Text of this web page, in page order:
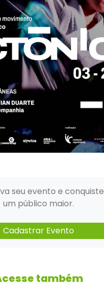
seu evento e conquiste
um público maior.
Cadastrar Evento
também